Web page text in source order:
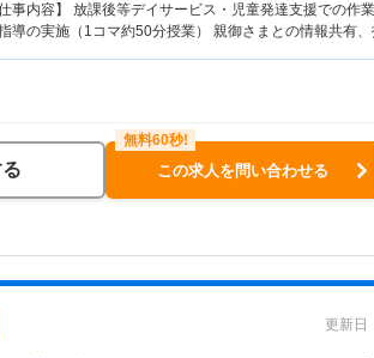
仕事内容】 放課後等デイサービス・児童発達支援での作
導の実施（1コマ約50分授業） 親御さまとの情報共有
この求人を問い合わせる
更新日